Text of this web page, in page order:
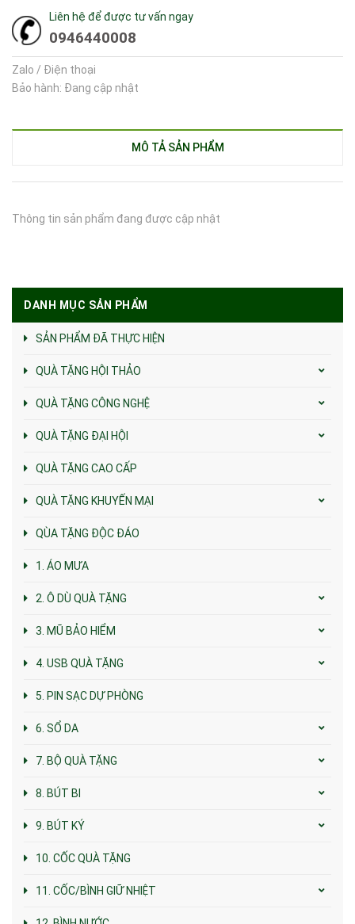
Liên hệ để được tư vấn ngay
0946440008
Zalo / Điện thoại
Bảo hành: Đang cập nhật
MÔ TẢ SẢN PHẨM
Thông tin sản phẩm đang được cập nhật
DANH MỤC SẢN PHẨM
SẢN PHẨM ĐÃ THỰC HIỆN
QUÀ TẶNG HỘI THẢO
QUÀ TẶNG CÔNG NGHỆ
QUÀ TẶNG ĐẠI HỘI
QUÀ TẶNG CAO CẤP
QUÀ TẶNG KHUYẾN MẠI
QÙA TẶNG ĐỘC ĐÁO
1. ÁO MƯA
2. Ô DÙ QUÀ TẶNG
3. MŨ BẢO HIỂM
4. USB QUÀ TẶNG
5. PIN SẠC DỰ PHÒNG
6. SỔ DA
7. BỘ QUÀ TẶNG
8. BÚT BI
9. BÚT KÝ
10. CỐC QUÀ TẶNG
11. CỐC/BÌNH GIỮ NHIỆT